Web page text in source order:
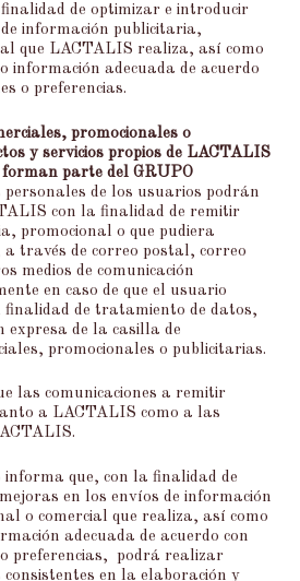
de optimizar e introducir
información publicitaria,
que LACTALIS realiza, así como
información adecuada de acuerdo
o preferencias.
promocionales o
y servicios propios de LACTALIS
forman parte del GRUPO
de los usuarios podrán
con la finalidad de remitir
promocional o que pudiera
través de correo postal, correo
medios de comunicación
en caso de que el usuario
de tratamiento de datos,
expresa de la casilla de
promocionales o publicitarias.
las comunicaciones a remitir
a LACTALIS como a las
que, con la finalidad de
en los envíos de información
o comercial que realiza, así como
adecuada de acuerdo con
preferencias, podrá realizar
en la elaboración y